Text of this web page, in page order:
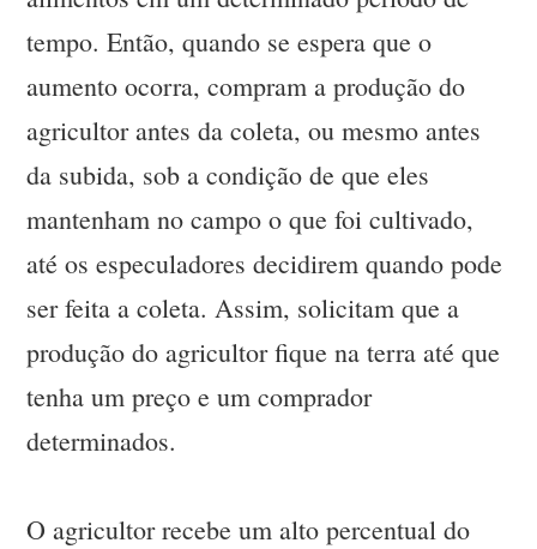
tempo. Então, quando se espera que o
aumento ocorra, compram a produção do
agricultor antes da coleta, ou mesmo antes
da subida, sob a condição de que eles
mantenham no campo o que foi cultivado,
até os especuladores decidirem quando pode
ser feita a coleta. Assim, solicitam que a
produção do agricultor fique na terra até que
tenha um preço e um comprador
determinados.
O agricultor recebe um alto percentual do